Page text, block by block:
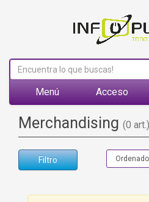
Menú Acceso
Merchandising (0 art.)
Filtro